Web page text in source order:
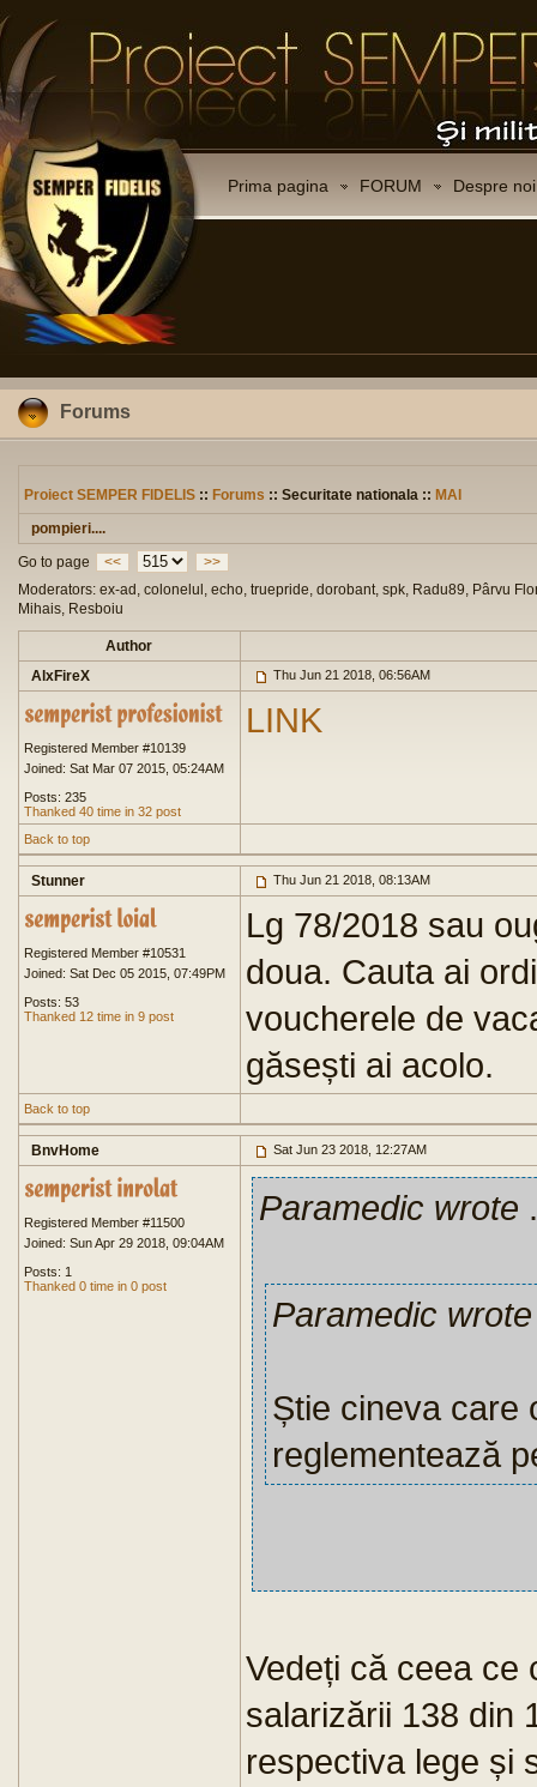
Prima pagina FORUM Despre noi
Forums
Proiect SEMPER FIDELIS :: Forums :: Securitate nationala :: MAI
pompieri....
Go to page
<<
>>
Moderators: ex-ad, colonelul, echo, truepride, dorobant, spk, Radu89, Pârvu
Mihais, Resboiu
Author
AlxFireX
Thu Jun 21 2018, 06:56AM
Registered Member #10139
Joined: Sat Mar 07 2015, 05:24AM
Posts: 235
Thanked 40 time in 32 post
LINK
Back to top
Stunner Thu Jun 21 2018, 08:13AM
Registered Member #10531
Joined: Sat Dec 05 2015, 07:49PM
Posts: 53
Thanked 12 time in 9 post
Lg 78/2018 sau
doua. Cauta ai
voucherele de
găsești ai acolo.
Back to top
BnvHome Sat Jun 23 2018, 12:27AM
Registered Member #11500
Joined: Sun Apr 29 2018, 09:04AM
Posts: 1
Thanked 0 time in 0 post
Paramedic wrote
Paramedic wrote
Știe cineva care
reglementează
Vedeți că ceea ce
salarizării 138 din
respectiva lege și